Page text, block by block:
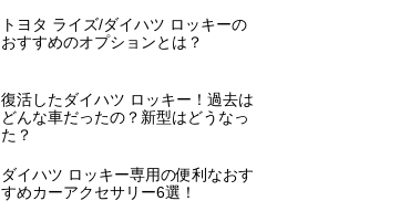
トヨタ ライズ/ダイハツ ロッキーの
おすすめのオプションとは？
復活したダイハツ ロッキー！過去は
どんな車だったの？新型はどうなっ
た？
ダイハツ ロッキー専用の便利なおす
すめカーアクセサリー6選！